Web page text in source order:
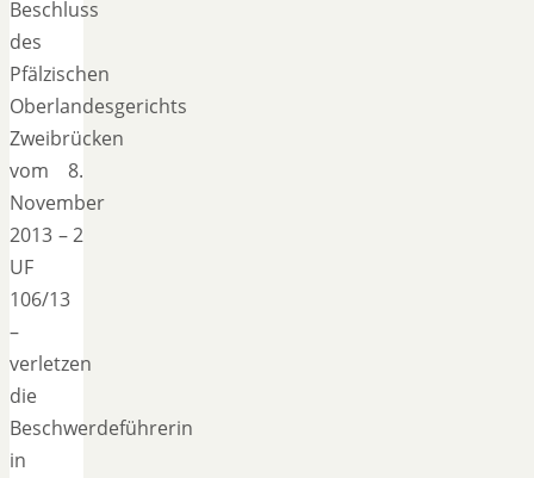
Beschluss
des
Pfälzischen
Oberlandesgerichts
Zweibrücken
vom 8.
November
2013 – 2
UF
106/13
–
verletzen
die
Beschwerdeführerin
in